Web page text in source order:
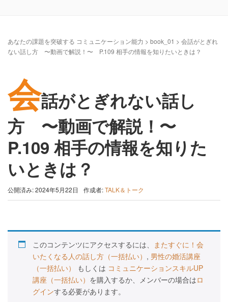
あなたの課題を突破する コミュニケーション能力 > book_01 > 会話がとぎれ
ない話し方 〜動画で解説！〜 P.109 相手の情報を知りたいときは？
会話がとぎれない話し
方 〜動画で解説！〜
P.109 相手の情報を知りた
いときは？
公開済み: 2024年5月22日 作成者:TALK＆トーク
このコンテンツにアクセスするには、 またすぐに！会
いたくなる人の話し方（一括払い） , 男性の婚活講座
（一括払い）
もしくは コミュニケーションスキルUP
講座（一括払い） を購入するか、メンバーの場合はロ
グインする必要があります。